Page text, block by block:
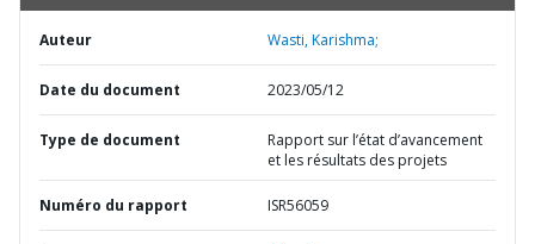
Auteur Wasti, Karishma;
Date du document 2023/05/12
Type de document
Rapport sur l’état d’avancement
et les résultats des projets
Numéro du rapport ISR56059